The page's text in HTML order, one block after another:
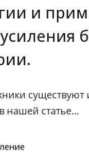
и
существуют
нашей статье...